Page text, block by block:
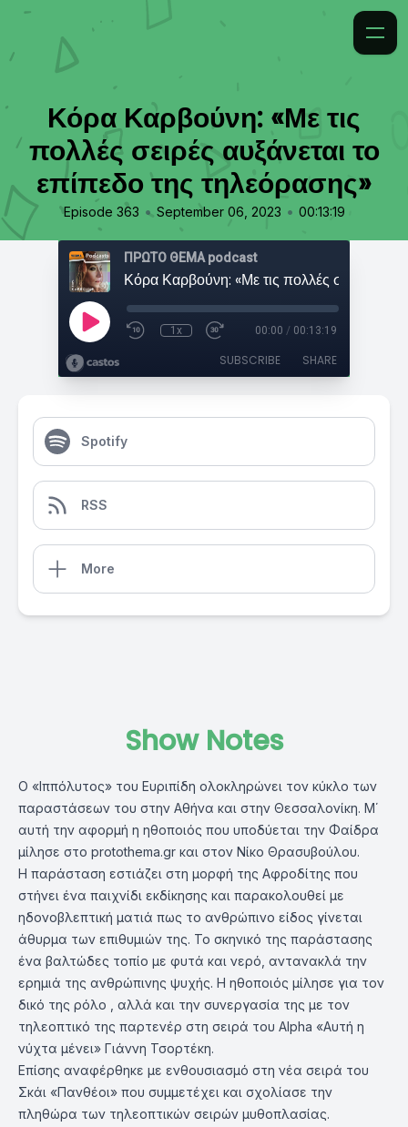
Κόρα Καρβούνη: «Με τις
πολλές σειρές αυξάνεται το
επίπεδο της τηλεόρασης»
Episode 363 • September 06, 2023 • 00:13:19
ΠΡΩΤΟ ΘΕΜΑ podcast
1x 00:00 / 00:13:19
SUBSCRIBE SHARE
Spotify
RSS
More
Show Notes
Ο «Ιππόλυτος» του Ευριπίδη ολοκληρώνει τον κύκλο των
παραστάσεων του στην Αθήνα και στην Θεσσαλονίκη. Μ΄
αυτή την αφορμή η ηθοποιός που υποδύεται την Φαίδρα
μίλησε στο protothema.gr και στον Νίκο Θρασυβούλου.
Η παράσταση εστιάζει στη μορφή της Αφροδίτης που
στήνει ένα παιχνίδι εκδίκησης και παρακολουθεί με
ηδονοβλεπτική ματιά πως το ανθρώπινο είδος γίνεται
άθυρμα των επιθυμιών της. Το σκηνικό της παράστασης
ένα βαλτώδες τοπίο με φυτά και νερό, αντανακλά την
ερημιά της ανθρώπινης ψυχής. Η ηθοποιός μίλησε για τον
δικό της ρόλο , αλλά και την συνεργασία της με τον
τηλεοπτικό της παρτενέρ στη σειρά του Alpha «Αυτή η
νύχτα μένει» Γιάννη Τσορτέκη.
Επίσης αναφέρθηκε με ενθουσιασμό στη νέα σειρά του
Σκάι «Πανθέοι» που συμμετέχει και σχολίασε την
πληθώρα των τηλεοπτικών σειρών μυθοπλασίας.